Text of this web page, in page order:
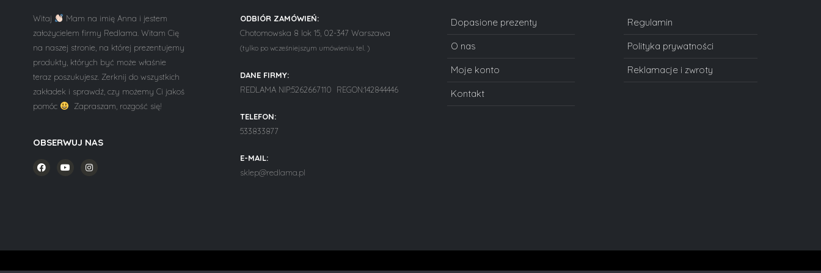
Witaj
Mam na imię Anna i jestem
założycielem firmy Redlama. Witam Cię
na naszej stronie, na której prezentujemy
produkty, których być może właśnie
teraz poszukujesz. Zerknij do wszystkich
zakładek i sprawdź, czy możemy Ci jakoś
pomóc
Zapraszam, rozgość się!
OBSERWUJ NAS
ODBIÓR ZAMÓWIEŃ:
Chotomowska 8 lok 15, 02-347 Warszawa
(tylko po wcześniejszym umówieniu tel. )
DANE FIRMY:
REDLAMA NIP:5262667110 REGON:142844446
TELEFON:
533833877
E-MAIL:
sklep@redlama.pl
Dopasione prezenty
O nas
Moje konto
Kontakt
Regulamin
Polityka prywatności
Reklamacje i zwroty